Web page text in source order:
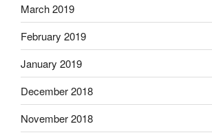
March 2019
February 2019
January 2019
December 2018
November 2018